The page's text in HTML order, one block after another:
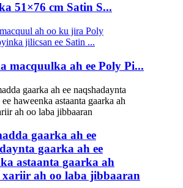
51×76 cm Satin S...
macquulka ah ee Poly Pi...
gaarka ah ee
gaarka ah ee
astaanta gaarka ah
xariir ah oo laba jibbaaran